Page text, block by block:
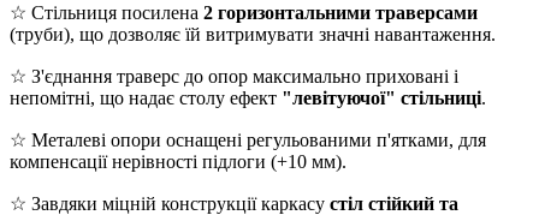
☆ Стільниця посилена 2 горизонтальними траверсами
(труби), що дозволяє їй витримувати значні навантаження.
☆ З'єднання траверс до опор максимально приховані і
непомітні, що надає столу ефект "левітуючої" стільниці.
☆ Металеві опори оснащені регульованими п'ятками, для
компенсації нерівності підлоги (+10 мм).
☆ Завдяки міцній конструкції каркасу стіл стійкий та